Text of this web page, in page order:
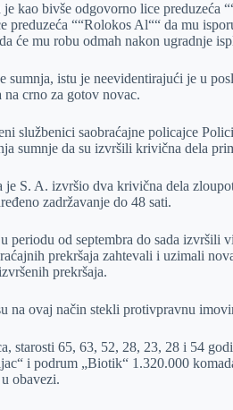
kao bivše odgovorno lice preduzeća
preduzeća ““Rolokos Al““ da mu
će mu robu odmah nakon ugradnje
sumnja, istu je neevidentirajući je u
crno za gotov novac.
službenici saobraćajne policajce
sumnje da su izvršili krivična dela
je S. A. izvršio dva krivična dela
zadržavanje do 48 sati.
periodu od septembra do sada
prekršaja zahtevali i uzimali
prekršaja.
na ovaj način stekli protivpravnu
starosti 65, 63, 52, 28, 23, 28 i 54
i podrum „Biotik“ 1.320.000
obavezi.